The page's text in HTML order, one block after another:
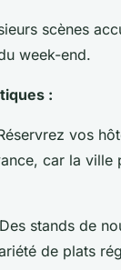
scènes
week-end.
:
vos
car la ville
Des stands de
de plats